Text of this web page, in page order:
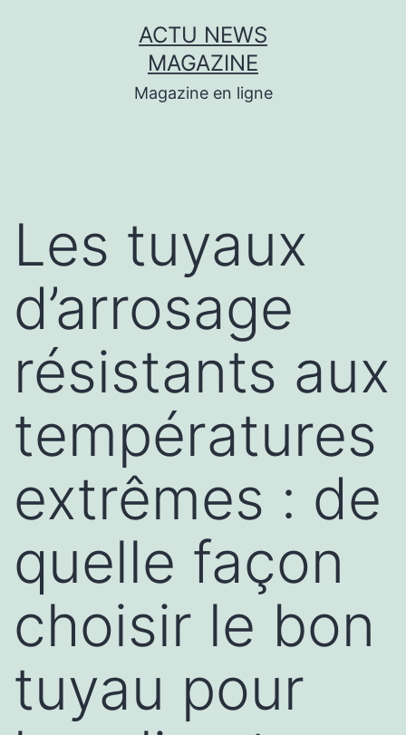
ACTU NEWS
MAGAZINE
Magazine en ligne
Les tuyaux
d’arrosage
résistants aux
températures
extrêmes : de
quelle façon
choisir le bon
tuyau pour